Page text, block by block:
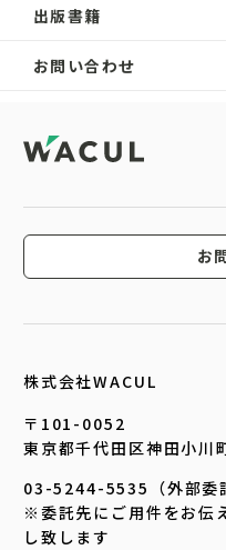
出版書籍
お問い合わせ
お
株式会社WACUL
〒101-0052
東京都千代田区神田小
03-5244-5535（外部委
※委託先にご用件をお伝
し致します